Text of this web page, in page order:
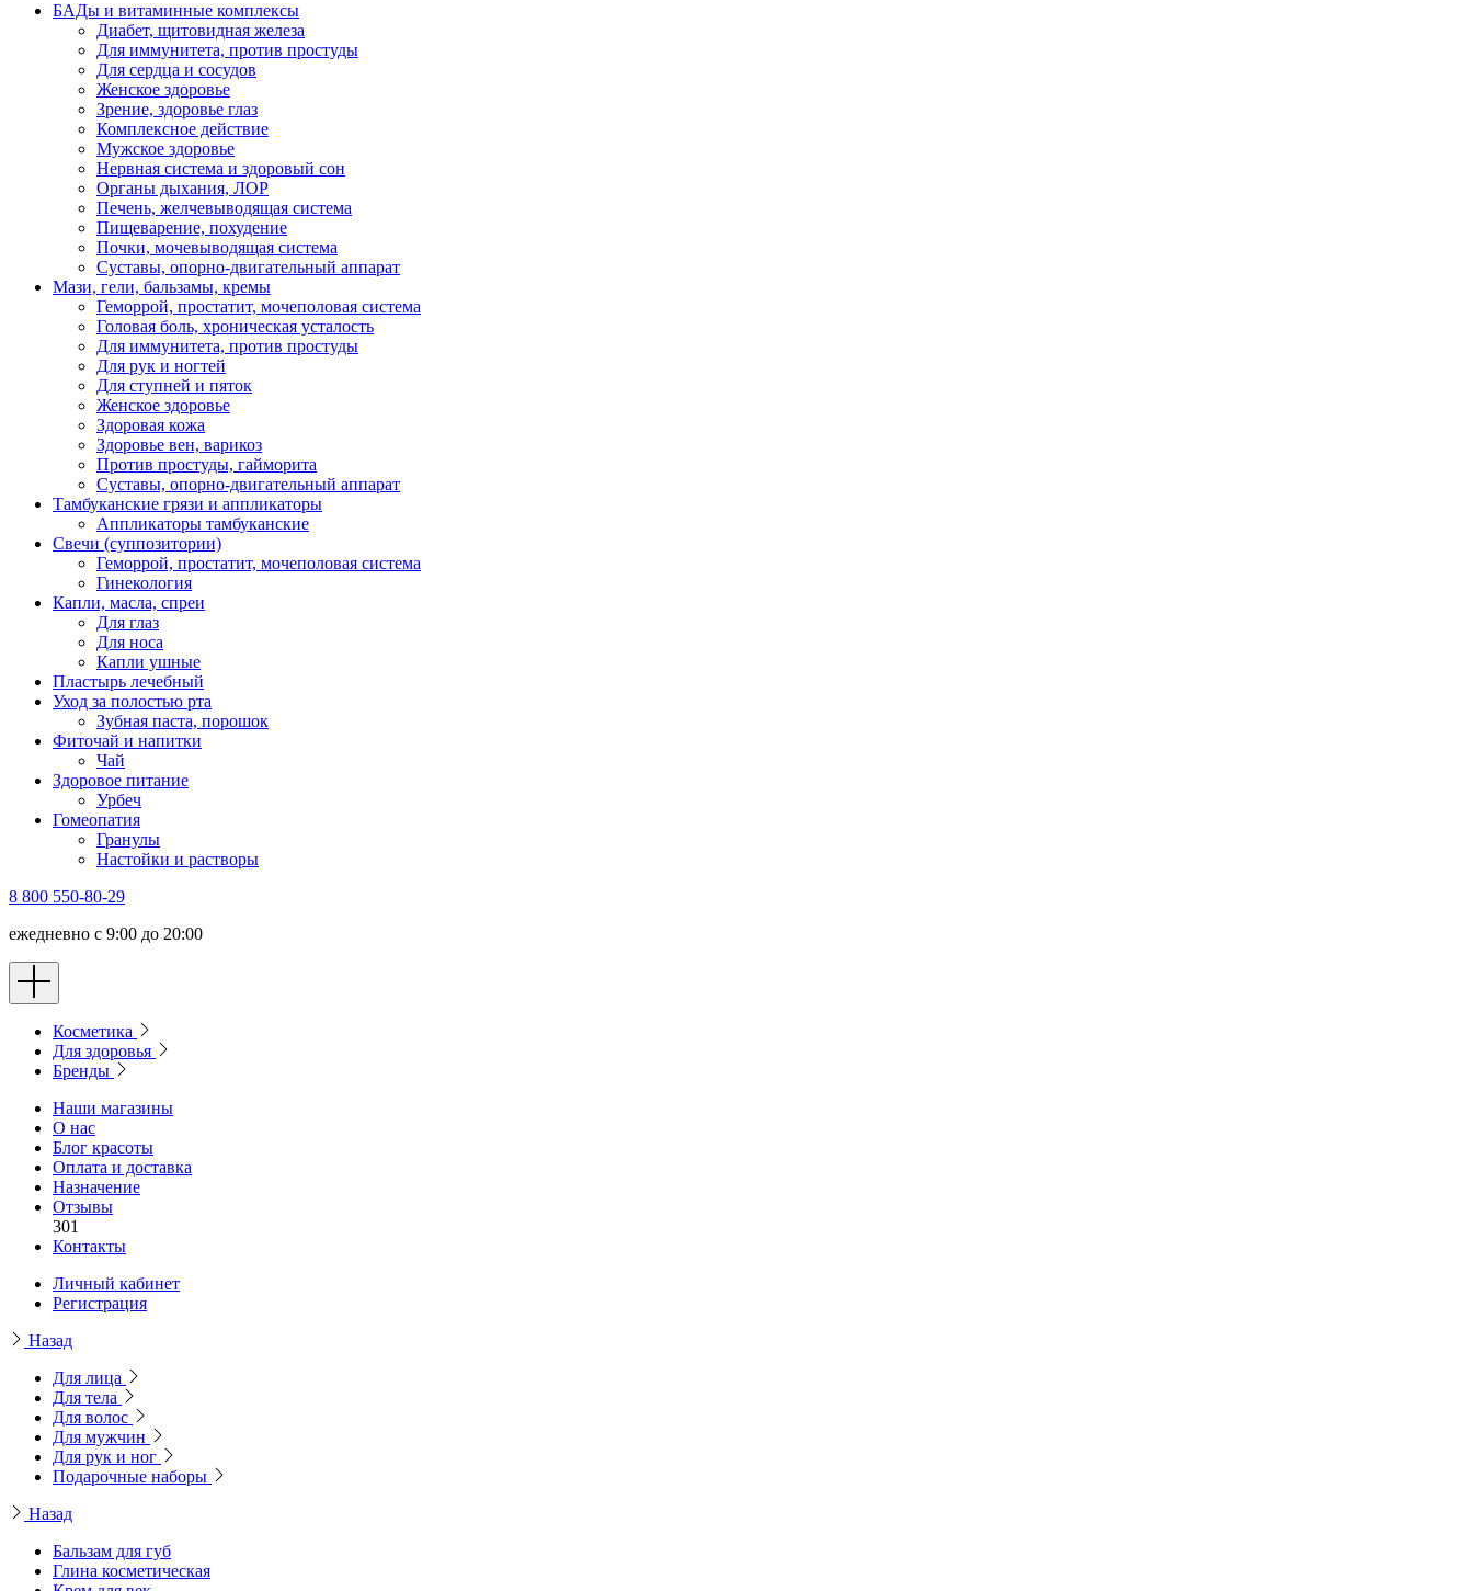
БАДы и витаминные комплексы
Диабет, щитовидная железа
Для иммунитета, против простуды
Для сердца и сосудов
Женское здоровье
Зрение, здоровье глаз
Комплексное действие
Мужское здоровье
Нервная система и здоровый сон
Органы дыхания, ЛОР
Печень, желчевыводящая система
Пищеварение, похудение
Почки, мочевыводящая система
Суставы, опорно-двигательный аппарат
Мази, гели, бальзамы, кремы
Геморрой, простатит, мочеполовая система
Головая боль, хроническая усталость
Для иммунитета, против простуды
Для рук и ногтей
Для ступней и пяток
Женское здоровье
Здоровая кожа
Здоровье вен, варикоз
Против простуды, гайморита
Суставы, опорно-двигательный аппарат
Тамбуканские грязи и аппликаторы
Аппликаторы тамбуканские
Свечи (суппозитории)
Геморрой, простатит, мочеполовая система
Гинекология
Капли, масла, спреи
Для глаз
Для носа
Капли ушные
Пластырь лечебный
Уход за полостью рта
Зубная паста, порошок
Фиточай и напитки
Чай
Здоровое питание
Урбеч
Гомеопатия
Гранулы
Настойки и растворы
8 800 550-80-29
ежедневно с 9:00 до 20:00
Косметика
Для здоровья
Бренды
Наши магазины
О нас
Блог красоты
Оплата и доставка
Назначение
Отзывы
301
Контакты
Личный кабинет
Регистрация
Назад
Для лица
Для тела
Для волос
Для мужчин
Для рук и ног
Подарочные наборы
Назад
Бальзам для губ
Глина косметическая